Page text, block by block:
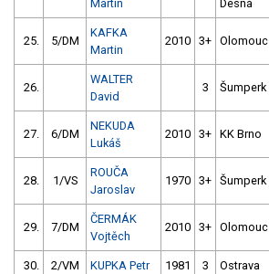
Martin
Desná
25. 5/DM
KAFKA
Martin
2010 3+ Olomouc
26.
WALTER
David
3 Šumperk
27. 6/DM
NEKUDA
Lukáš
2010 3+ KK Brno
28. 1/VS
ROUČA
Jaroslav
1970 3+ Šumperk
29. 7/DM
ČERMÁK
Vojtěch
2010 3+ Olomouc
30. 2/VM KUPKA Petr 1981 3 Ostrava